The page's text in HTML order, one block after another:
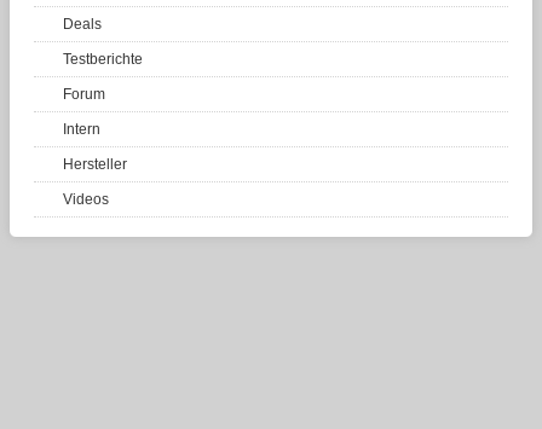
Deals
Testberichte
Forum
Intern
Hersteller
Videos